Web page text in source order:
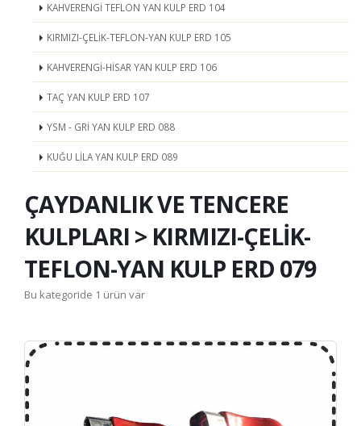
KAHVERENGİ TEFLON YAN KULP ERD 104
KIRMIZI-ÇELİK-TEFLON-YAN KULP ERD 105
KAHVERENGİ-HİSAR YAN KULP ERD 106
TAÇ YAN KULP ERD 107
YSM - GRİ YAN KULP ERD 088
KUĞU LİLA YAN KULP ERD 089
ÇAYDANLIK VE TENCERE
KULPLARI > KIRMIZI-ÇELİK-
TEFLON-YAN KULP ERD 079
Bu kategoride 1 ürün var